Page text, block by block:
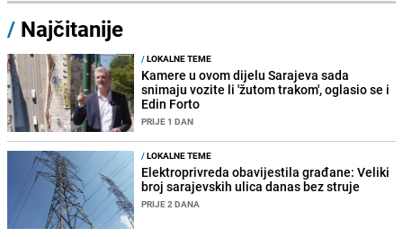
/ Najčitanije
/LOKALNE TEME
Kamere u ovom dijelu Sarajeva sada
snimaju vozite li 'žutom trakom', oglasio se i
Edin Forto
PRIJE 1 DAN
/LOKALNE TEME
Elektroprivreda obavijestila građane: Veliki
broj sarajevskih ulica danas bez struje
PRIJE 2 DANA